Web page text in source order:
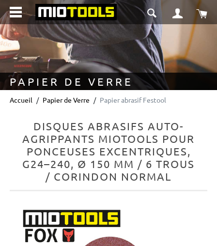
principal
PAPIER DE VERRE
Accueil Papier de Verre Papier abrasif Festool
DISQUES ABRASIFS AUTO-
AGRIPPANTS MIOTOOLS POUR
PONCEUSES EXCENTRIQUES,
G24–240, Ø 150 MM / 6 TROUS
/ CORINDON NORMAL
Ignorer la galerie d'images